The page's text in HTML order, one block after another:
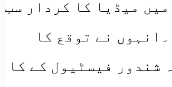
میڈیا کا کردار سب
نے توقع کا
شندور فیسٹیول کے کا